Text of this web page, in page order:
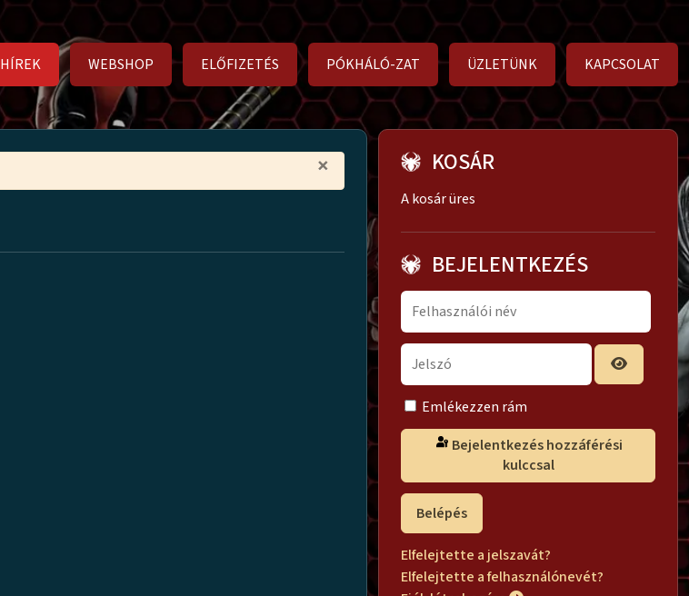
HÍREK WEBSHOP ELŐFIZETÉS PÓKHÁLÓ-ZAT ÜZLETÜNK KAPCSOLAT
× KOSÁR
A kosár üres
BEJELENTKEZÉS
Emlékezzen rám
kulccsal
Belépés
Elfelejtette a jelszavát?
Elfelejtette a felhasználónevét?